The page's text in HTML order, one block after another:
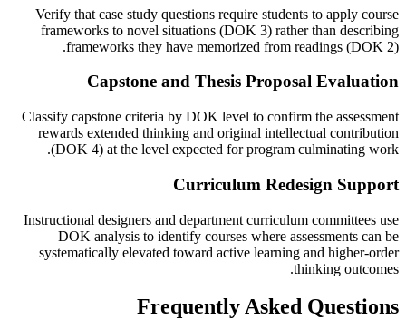
Verify that case study questions require students to apply course
frameworks to novel situations (DOK 3) rather than describing
frameworks they have memorized from readings (DOK 2).
Capstone and Thesis Proposal Evaluation
Classify capstone criteria by DOK level to confirm the assessment
rewards extended thinking and original intellectual contribution
(DOK 4) at the level expected for program culminating work.
Curriculum Redesign Support
Instructional designers and department curriculum committees use
DOK analysis to identify courses where assessments can be
systematically elevated toward active learning and higher-order
thinking outcomes.
Frequently Asked Questions